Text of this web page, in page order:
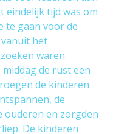
eindelijk tijd was om
te gaan voor de
het
waren
de rust een
de kinderen
de
ouderen en zorgden
De kinderen